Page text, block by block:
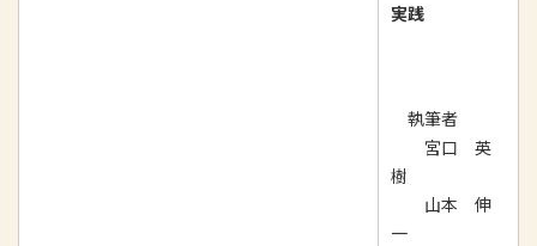
実践
執筆者
宮口 英
樹
山本 伸
一